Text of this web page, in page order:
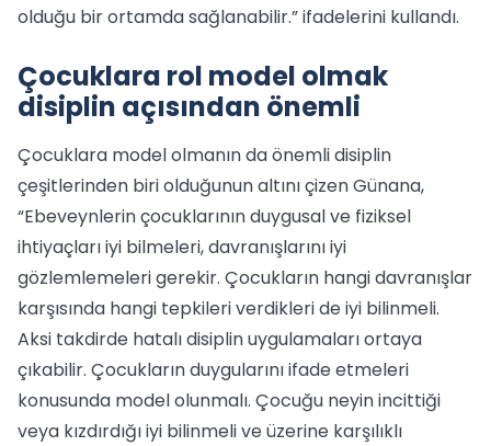
olduğu bir ortamda sağlanabilir.” ifadelerini kullandı.
Çocuklara rol model olmak
disiplin açısından önemli
Çocuklara model olmanın da önemli disiplin
çeşitlerinden biri olduğunun altını çizen Günana,
“Ebeveynlerin çocuklarının duygusal ve fiziksel
ihtiyaçları iyi bilmeleri, davranışlarını iyi
gözlemlemeleri gerekir. Çocukların hangi davranışlar
karşısında hangi tepkileri verdikleri de iyi bilinmeli.
Aksi takdirde hatalı disiplin uygulamaları ortaya
çıkabilir. Çocukların duygularını ifade etmeleri
konusunda model olunmalı. Çocuğu neyin incittiği
veya kızdırdığı iyi bilinmeli ve üzerine karşılıklı